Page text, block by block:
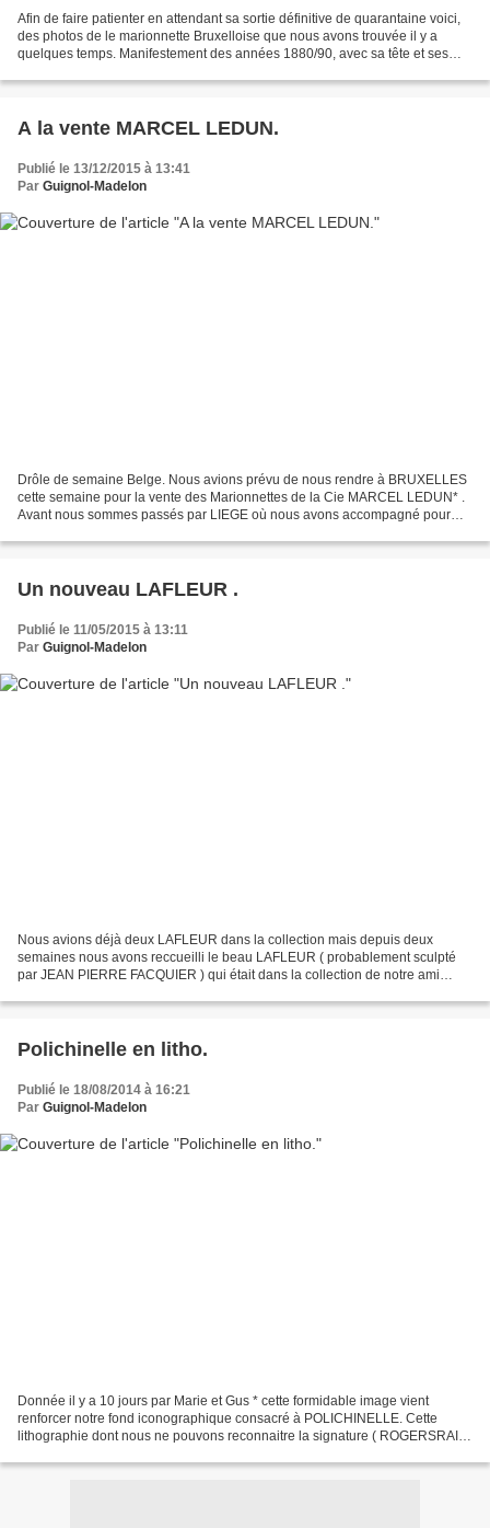
Afin de faire patienter en attendant sa sortie définitive de quarantaine voici,
des photos de le marionnette Bruxelloise que nous avons trouvée il y a
quelques temps. Manifestement des années 1880/90, avec sa tête et ses
A la vente MARCEL LEDUN.
Publié le 13/12/2015 à 13:41
Par Guignol-Madelon
Drôle de semaine Belge. Nous avions prévu de nous rendre à BRUXELLES
cette semaine pour la vente des Marionnettes de la Cie MARCEL LEDUN* .
Avant nous sommes passés par LIEGE où nous avons accompagné pour
Un nouveau LAFLEUR .
Publié le 11/05/2015 à 13:11
Par Guignol-Madelon
Nous avions déjà deux LAFLEUR dans la collection mais depuis deux
semaines nous avons reccueilli le beau LAFLEUR ( probablement sculpté
par JEAN PIERRE FACQUIER ) qui était dans la collection de notre ami
Polichinelle en litho.
Publié le 18/08/2014 à 16:21
Par Guignol-Madelon
Donnée il y a 10 jours par Marie et Gus * cette formidable image vient
renforcer notre fond iconographique consacré à POLICHINELLE. Cette
lithographie dont nous ne pouvons reconnaitre la signature ( ROGERSRAIS